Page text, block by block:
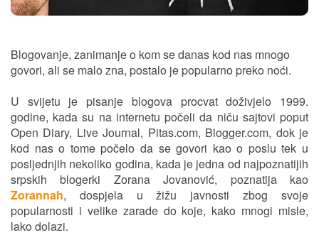
Blogovanje, zanimanje o kom se danas kod nas mnogo
govori, ali se malo zna, postalo je popularno preko noći.
U svijetu je pisanje blogova procvat doživjelo 1999.
godine, kada su na internetu počeli da niču sajtovi poput
Open Diary, Live Journal, Pitas.com, Blogger.com, dok je
kod nas o tome počelo da se govori kao o poslu tek u
posljednjih nekoliko godina, kada je jedna od najpoznatijih
srpskih blogerki Zorana Jovanović, poznatija kao
Zorannah, dospjela u žižu javnosti zbog svoje
popularnosti i velike zarade do koje, kako mnogi misle,
lako dolazi.